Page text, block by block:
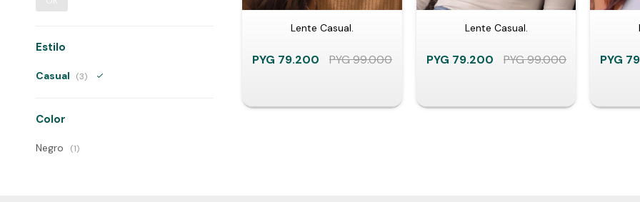
Lente Casual.
PYG 79.200 PYG99.000
Lente Casual.
PYG 79.200 PYG99.000 PYG
Estilo
Casual (3)
Color
Negro (1)